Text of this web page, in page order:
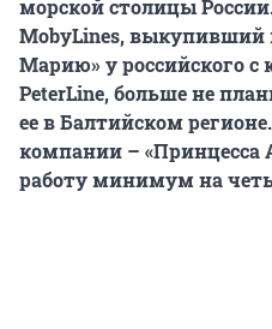
морской столицы
MobyLines, выкупивший
Марию» у российского
PeterLine, больше не
ее в Балтийском
компании – «Принцесса
работу минимум на